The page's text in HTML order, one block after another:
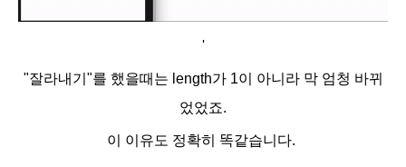
'
"잘라내기"를 했을때는 length가 1이 아니라 막 엄청 바뀌
었었죠.
이 이유도 정확히 똑같습니다.